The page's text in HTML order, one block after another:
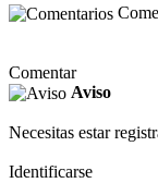
Comentar
Aviso
Necesitas estar
Identificarse